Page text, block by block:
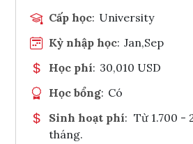
Cấp học: University
Kỳ nhập học: Jan,Sep
Học phí: 30,010 USD
Học bổng: Có
Sinh hoạt phí: Từ 1.700 -
tháng.